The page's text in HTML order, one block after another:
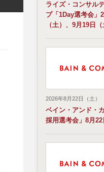
ライズ・コンサル
プ「1Day選考会」
（土）、9月19日
2026年8月22日（土）
ベイン・アンド・
採用選考会」8月